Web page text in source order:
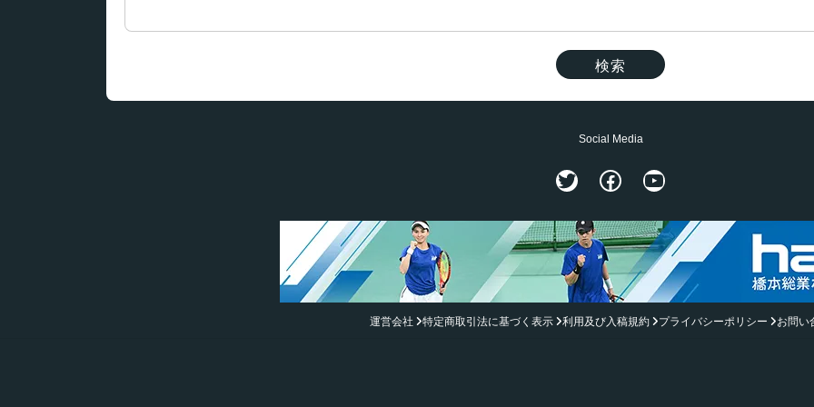
Social Media
TwitterFacebook
YouTube
運営会社 特定商取引法に基づく表示 利用及び入稿規約 プライバシーポリシー お問い